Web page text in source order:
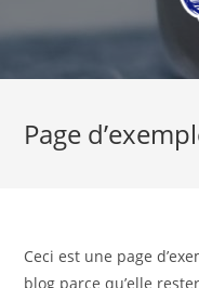
Page
Ceci est une page
blog parce qu’elle